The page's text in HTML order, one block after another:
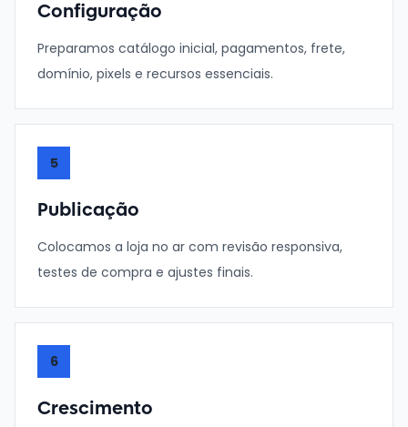
Configuração
Preparamos catálogo inicial, pagamentos, frete,
domínio, pixels e recursos essenciais.
5
Publicação
Colocamos a loja no ar com revisão responsiva,
testes de compra e ajustes finais.
6
Crescimento